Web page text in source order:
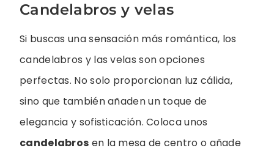
Candelabros y velas
Si buscas una sensación más romántica, los
candelabros y las velas son opciones
perfectas. No solo proporcionan luz cálida,
sino que también añaden un toque de
elegancia y sofisticación. Coloca unos
candelabros en la mesa de centro o añade